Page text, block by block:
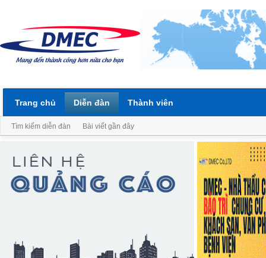
Trang chủ Diễn đàn
Tìm kiếm diễn đàn Bài viết gần đây
Thành viên